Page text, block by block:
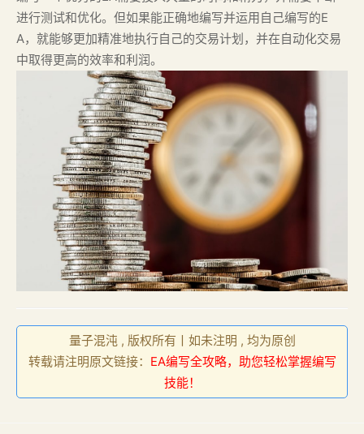
进行测试和优化。但如果能正确地编写并运用自己编写的E
A，就能够更加精准地执行自己的交易计划，并在自动化交易
中取得更高的效率和利润。
量子混沌 , 版权所有丨如未注明 , 均为原创
转载请注明原文链接： EA编写全攻略，助您轻松掌握编写
技能！